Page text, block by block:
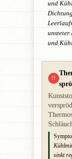
und
unsteter
und
!!
sinkt